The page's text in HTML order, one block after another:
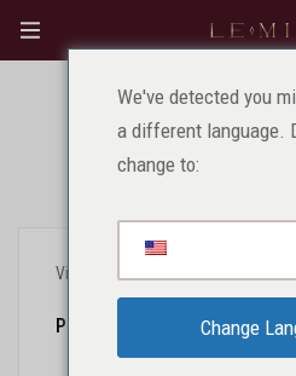
Pagrindinis
Vieno rezultato rodymas
Populiarumas
We've detected you
a different language.
change to:
Change